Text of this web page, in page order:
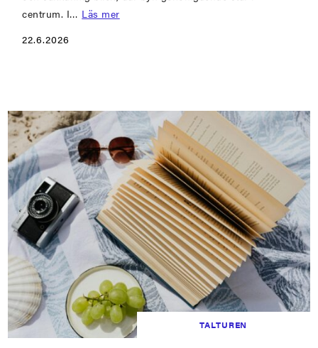
centrum. I… Läs mer
22.6.2026
TALTUREN